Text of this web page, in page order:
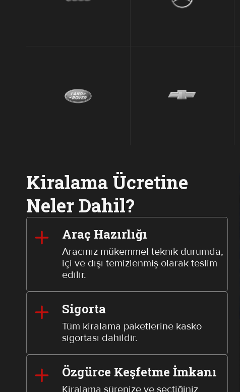
Kiralama Ücretine
Neler Dahil?
Araç Hazırlığı
Aracınız mükemmel teknik durumda,
içi ve dışı temizlenmiş olarak teslim
edilir.
Sigorta
Tüm kiralama paketlerine kasko
sigortası dahildir.
Özgürce Keşfetme İmkanı
Kiralama sürenize ve seçtiğiniz